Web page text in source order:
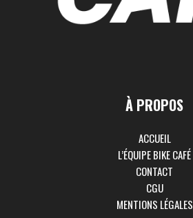
À PROPOS
ACCUEIL
L’ÉQUIPE BIKE CAFÉ
CONTACT
CGU
MENTIONS LÉGALES